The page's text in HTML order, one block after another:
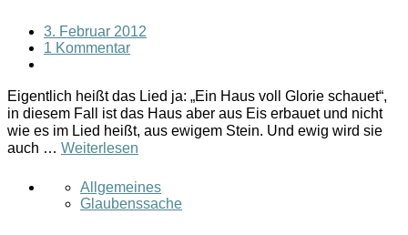
3. Februar 2012
1 Kommentar
Eigentlich heißt das Lied ja: „Ein Haus voll Glorie schauet“,
in diesem Fall ist das Haus aber aus Eis erbauet und nicht
wie es im Lied heißt, aus ewigem Stein. Und ewig wird sie
auch … Weiterlesen
Allgemeines
Glaubenssache